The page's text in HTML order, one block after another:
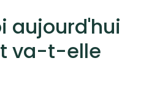
aujourd'hui
va-t-elle